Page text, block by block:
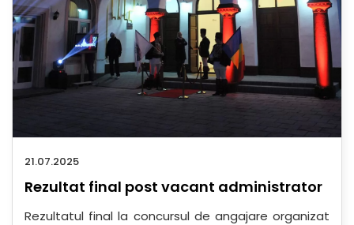
21.07.2025
Rezultat final post vacant administrator
Rezultatul final la concursul de angajare organizat